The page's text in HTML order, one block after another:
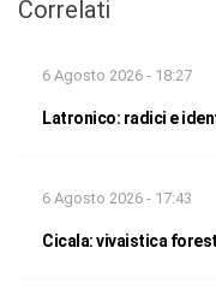
Correlati
6 Agosto 2026 - 18:27
Latronico: radici e
6 Agosto 2026 - 17:43
Cicala: vivaistica